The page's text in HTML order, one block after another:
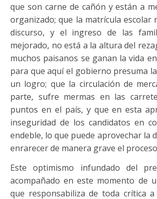
que son carne de cañón y están a
organizado; que la matrícula escolar
discurso, y el ingreso de las
mejorado, no está a la altura del
muchos paisanos se ganan la vida
para que aquí el gobierno presuma
un logro; que la circulación de
parte, sufre mermas en las
puntos en el país, y que en esta
inseguridad de los candidatos en
endeble, lo que puede aprovechar la
enrarecer de manera grave el
Este optimismo infundado del
acompañado en este momento de
que responsabiliza de toda crítica